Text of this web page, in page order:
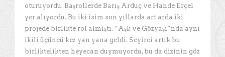
oturuyordu. Başrollerde Barış Arduç ve Hande Erçel
yer alıyordu. Bu iki isim son yıllarda art arda iki
projede birlikte rol almıştı. “Aşk ve Gözyaşı”nda aynı
ikili üçüncü kez yan yana geldi. Seyirci artık bu
birliktelikten heyecan duymuyordu, bu da dizinin göz